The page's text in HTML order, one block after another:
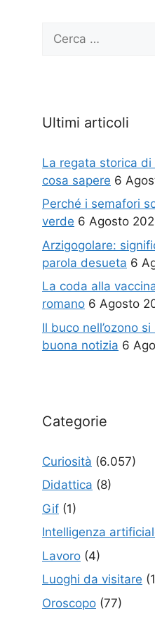
per:
Ultimi articoli
La regata storica
cosa sapere 6
Perché i semafori
verde 6 Agosto
Arzigogolare:
parola desueta 6
La coda alla
romano 6 Agosto
Il buco nell’ozono
buona notizia 6
Categorie
Curiosità (6.057)
Didattica (8)
Gif (1)
Intelligenza
Lavoro (4)
Luoghi da visitare
Oroscopo (77)